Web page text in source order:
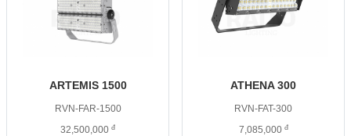
ARTEMIS 1500
RVN-FAR-1500
32,500,000 đ
ATHENA 300
RVN-FAT-300
7,085,000 đ